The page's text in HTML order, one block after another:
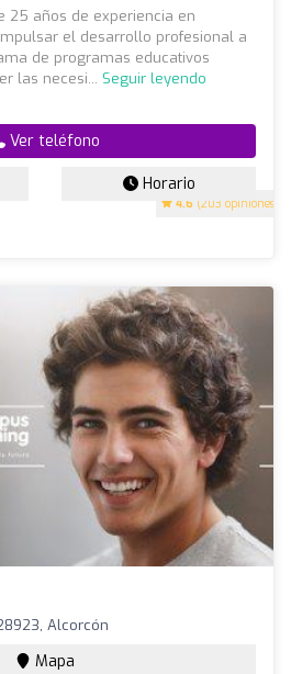
4.6 (203 opiniones)
25 años de experiencia en
el desarrollo profesional a
de programas educativos
las necesi... Seguir leyendo
Ver teléfono
Horario
Alcorcón
Mapa